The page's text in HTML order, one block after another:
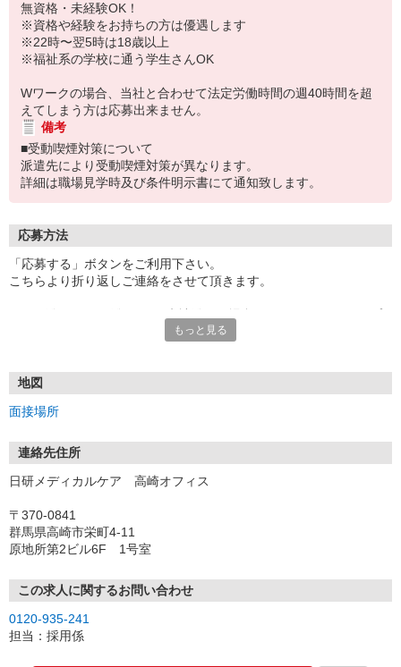
無資格・未経験OK！
※資格や経験をお持ちの方は優遇します
※22時〜翌5時は18歳以上
※福祉系の学校に通う学生さんOK
Wワークの場合、当社と合わせて法定労働時間の週40時間を超
えてしまう方は応募出来ません。
備考
■受動喫煙対策について
派遣先により受動喫煙対策が異なります。
詳細は職場見学時及び条件明示書にて通知致します。
応募方法
「応募する」ボタンをご利用下さい。
こちらより折り返しご連絡をさせて頂きます。
もっと見る
地図
面接場所
連絡先住所
日研メディカルケア 高崎オフィス
〒370-0841
群馬県高崎市栄町4-11
原地所第2ビル6F 1号室
この求人に関するお問い合わせ
0120-935-241
担当：採用係